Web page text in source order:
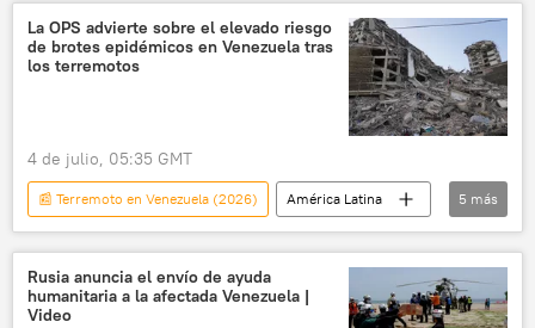
Yván Gil
Rusia
La OPS advierte sobre el elevado riesgo
de brotes epidémicos en Venezuela tras
los terremotos
4 de julio, 05:35 GMT
📰 Terremoto en Venezuela (2026)
América Latina
Organización Mundial de Salud (OMS)
Organización Panamericana de la Salud (OPS)
Venezuela
Caracas 💗 Salud
5 más
Rusia anuncia el envío de ayuda
humanitaria a la afectada Venezuela |
Video